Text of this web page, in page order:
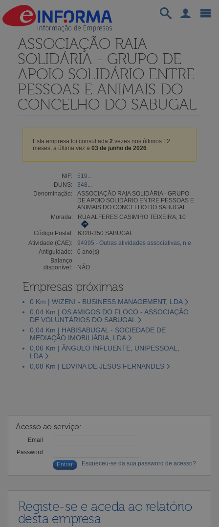
ASSOCIAÇÃO RAIA
SOLIDÁRIA - GRUPO DE
APOIO SOLIDÁRIO ENTRE
PESSOAS E ANIMAIS DO
CONCELHO DO SABUGAL
Esta empresa foi consultada 2 vezes nos últimos 12
meses, a última vez a 03 de junho de 2026.
NIF:
519...
DUNS:
348...
Denominação:
ASSOCIAÇÃO RAIA SOLIDÁRIA - GRUPO
DE APOIO SOLIDÁRIO ENTRE PESSOAS E
ANIMAIS DO CONCELHO DO SABUGAL
Morada:
RUA ALFERES CASIMIRO TEIXEIRA, 10
Código Postal:
6320-350 SABUGAL
Atividade (CAE):
94995 - Outras atividades associativas, n.e.
Antiguidade:
0 ano(s)
Balanço
disponível:
NÃO
Empresas próximas
0 Km | WIZENI - BUSINESS MANAGEMENT, LDA
0,04 Km | OS AMIGOS DO FLOCO - ASSOCIAÇÃO
DE VOLUNTÁRIOS DO SABUGAL
0,04 Km | HABISABUGAL - SOCIEDADE DE
MEDIAÇÃO IMOBILIÁRIA, LDA
0,06 Km | ÂNGULO INFLUENTE, UNIPESSOAL,
LDA
0,08 Km | EDVINA DE JESUS FERNANDES
Acesso ao serviço:
Email
Password
Esqueceu-se da sua password de acesso?
Registe-se e aceda ao relatório
desta empresa